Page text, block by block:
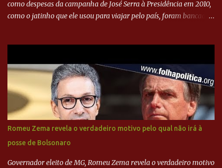
como despesas da campanha de José Serra à Presidência em 2010,
como o jatinho que ele usou para viajar pelo país, foram bancadas
Executiva Nacional do PSDB (Valter Campanato/Agência Brasil) O
texto também põe fim a um mistério: três fontes confirmaram à
revista que o codinome “santo” que aparece em planilhas da
empreiteira refere-se ao governador de São Paulo, Geraldo
Alckmin (PSDB) — nenhum deles, no entanto, disse ter negociado
diretamente com o paulista. Depoimentos mostram como o
dinheiro da Odebrecht bancou a campanha de Serra em 2010 Leia
mais... A Lava Jato chega ao PSDB | VEJA.com
Romeu Zema revela o verdadeiro motivo pelo qual não irá à
posse de Bolsonaro
Governador eleito de MG, Romeu Zema revela o verdadeiro motivo